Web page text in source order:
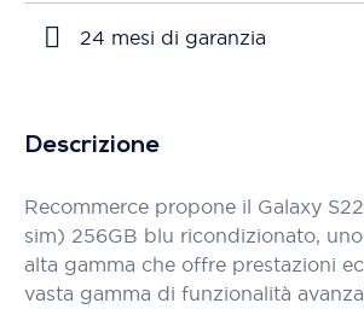
24 mesi di garanzia
Descrizione
Recommerce propone il Galaxy
sim) 256GB blu ricondizionato,
alta gamma che offre prestazioni
vasta gamma di funzionalità